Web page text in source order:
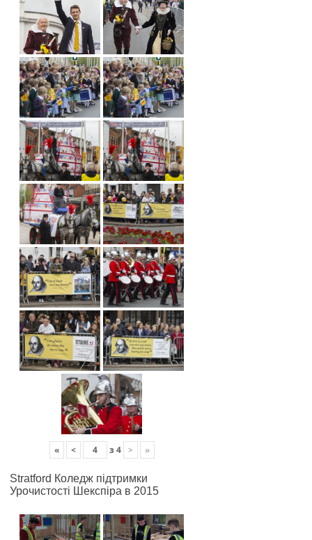
« < з 4 > »
Stratford Коледж підтримки
Урочистості Шекспіра в 2015